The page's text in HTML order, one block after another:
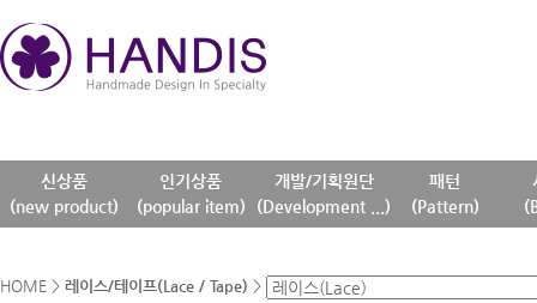
신상품
(new product)
인기상품
(popular item)
개발/기획원단
(Development ...)
패턴
(Pattern)
HOME > 레이스/테이프(Lace / Tape) >